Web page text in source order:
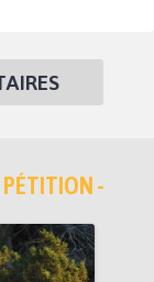
PÉTITION -